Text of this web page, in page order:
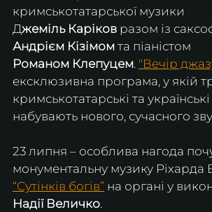
кримськотатарської музики
Джеміль Каріков разом із
Андрієм Кізімом та піаністом
Романом Клепуцем. "Вечір
ексклюзивна програма, у якій
кримськотатарські та
набувають нового, сучасного
23 липня – особлива нагода
монументальну музику Ріхарда
“Сутінків богів” на органі у
Надії Величко.